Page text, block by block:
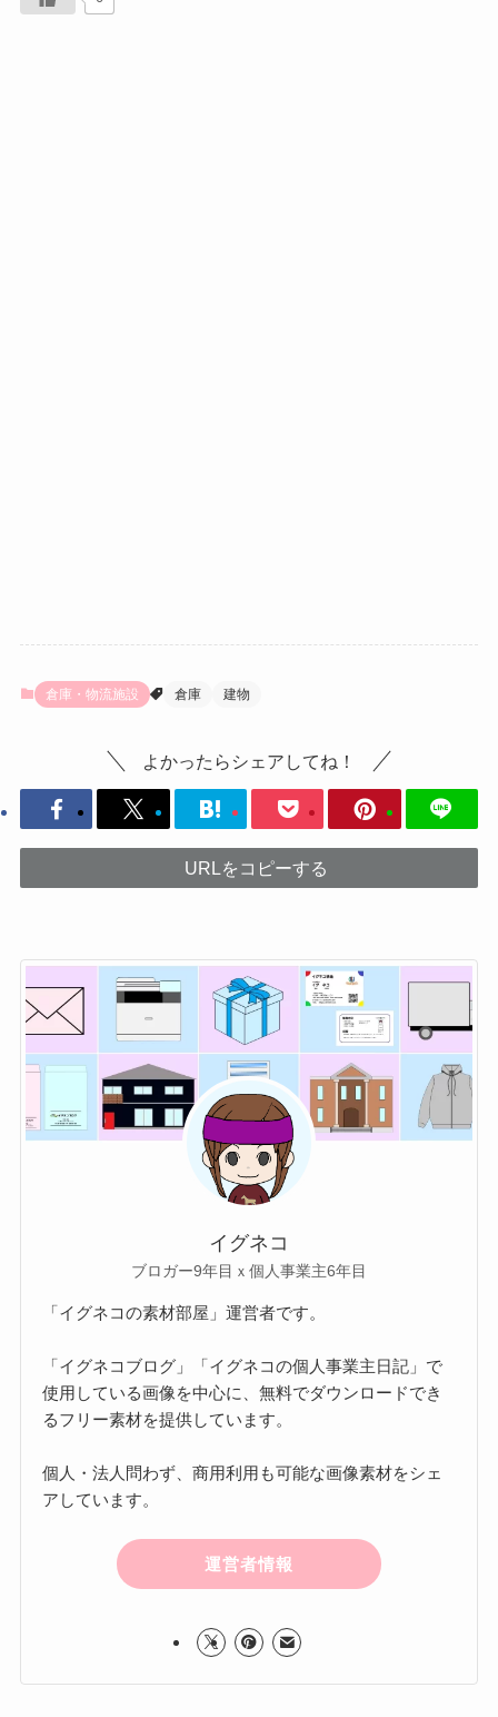
倉庫・物流施設 倉庫 建物
よかったらシェアしてね！
URLをコピーする
イグネコ
ブロガー9年目ｘ個人事業主6年目
「イグネコの素材部屋」運営者です。
「イグネコブログ」「イグネコの個人事業主日記」で
使用している画像を中心に、無料でダウンロードでき
るフリー素材を提供しています。
個人・法人問わず、商用利用も可能な画像素材をシェ
アしています。
運営者情報